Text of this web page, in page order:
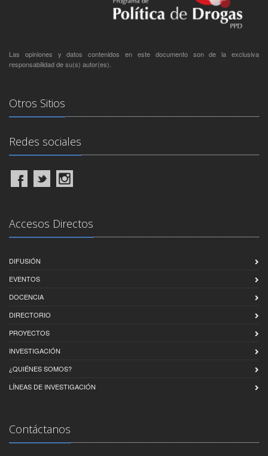
Las opiniones y datos contenidos en este documento son de la exclusiva
responsabilidad de su(s) autor(es).
Otros Sitios
Redes sociales
Accesos Directos
DIFUSIÓN
EVENTOS
DOCENCIA
DIRECTORIO
PROYECTOS
INVESTIGACIÓN
¿QUIÉNES SOMOS?
LÍNEAS DE INVESTIGACIÓN
Contáctanos